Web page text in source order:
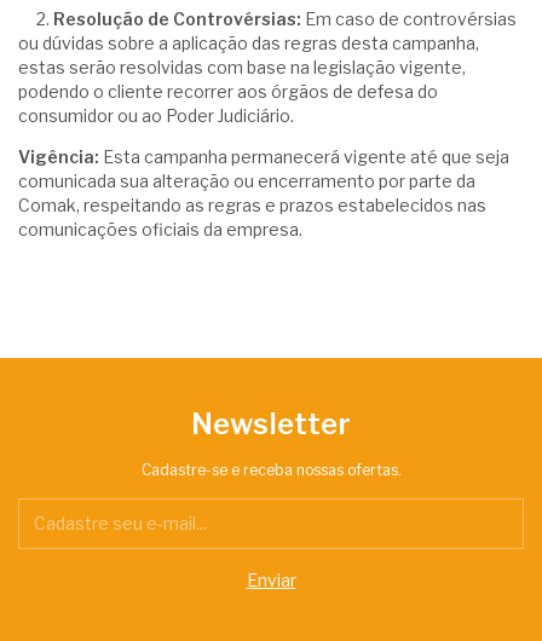
2. Resolução de Controvérsias: Em caso de controvérsias
ou dúvidas sobre a aplicação das regras desta campanha,
estas serão resolvidas com base na legislação vigente,
podendo o cliente recorrer aos órgãos de defesa do
consumidor ou ao Poder Judiciário.
Vigência: Esta campanha permanecerá vigente até que seja
comunicada sua alteração ou encerramento por parte da
Comak, respeitando as regras e prazos estabelecidos nas
comunicações oficiais da empresa.
Newsletter
Cadastre-se e receba nossas ofertas.